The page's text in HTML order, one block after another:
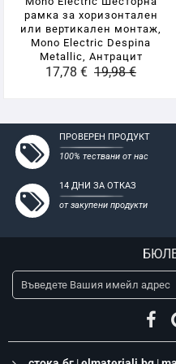
гипсокартон
рамка за хоризонтален
или вертикален монтаж,
Mono Electric Despina
Metallic, Антрацит
17,78 € 19,98 €
ПРОВЕРЕН ПРОДУКТ
100% тествани от нас
14 ДНИ ЗА ОТКАЗ
от закупени продукти